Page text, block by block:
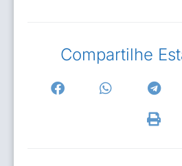
Compartilhe